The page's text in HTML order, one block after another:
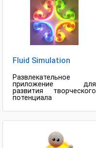
Fluid Simulation
Развлекательное
приложение для
развития творческого
потенциала